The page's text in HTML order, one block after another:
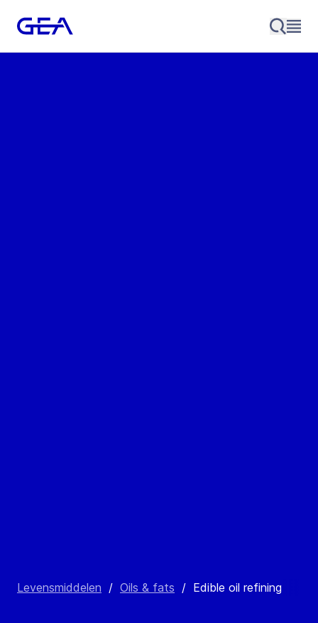
Levensmiddelen / Oils & fats / Edible oil refining